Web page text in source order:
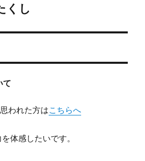
くし
て
われた方はこちらへ
体感したいです。